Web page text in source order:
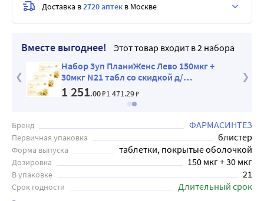
Вместе выгоднее!
Этот товар входит в 2 набора
Набор 3уп ПланиЖенс Лево 150мкг +
30мкг N21 табл со скидкой д/
контрацепции
1 251.00₽1 471.29₽
Бренд ФАРМАСИНТЕЗ
Первичная упаковка блистер
Форма выпуска таблетки, покрытые оболочкой
Дозировка 150 мкг + 30 мкг
В упаковке 21
Срок годности Длительный срок
Доставка в2720 аптек в Москве